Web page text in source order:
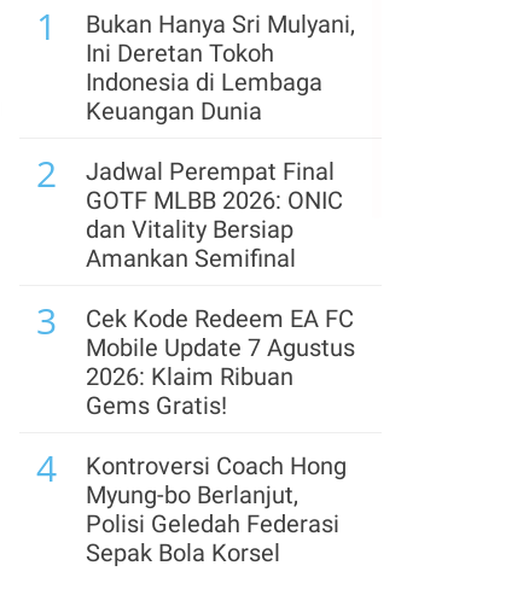
Keluhan Rakyat
Surpres Calon Gubernur
BI Masih Digodok
Presiden, Destry
Damayanti Calon Kuat?
Prabowo: Indonesia
Masih Tahan Harga BBM
Negara Mulai Panik
Cadangan Devisa
Diperkirakan Tertekan
Penyebabnya
Cadangan Devisa
Indonesia Juli 2026
1
Bukan Hanya Sri Mulyani,
Ini Deretan Tokoh
Indonesia di Lembaga
Keuangan Dunia
2
Jadwal Perempat Final
GOTF MLBB 2026: ONIC
dan Vitality Bersiap
Amankan Semifinal
3
Cek Kode Redeem EA FC
Mobile Update 7 Agustus
2026: Klaim Ribuan
Gems Gratis!
4
Kontroversi Coach Hong
Myung-bo Berlanjut,
Polisi Geledah Federasi
Sepak Bola Korsel